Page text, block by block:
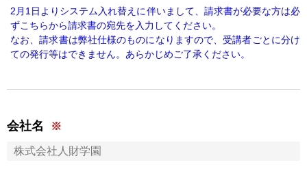
2月1日よりシステム入れ替えに伴いまして、請求書が必要な方は必
ずこちらから請求書の宛先を入力してください。
なお、請求書は弊社仕様のものになりますので、受講者ごとに分け
ての発行等はできません。あらかじめご了承ください。
会社名